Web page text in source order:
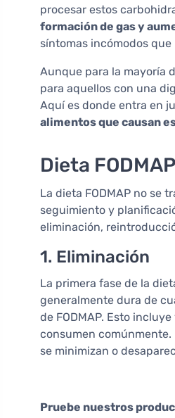
procesar estos
formación de gas y
síntomas incómodos
Aunque para la mayoría
para aquellos con una
Aquí es donde entra en
alimentos que causan
Dieta
La dieta FODMAP no se
seguimiento y
eliminación,
1. Eliminación
La primera fase de la
generalmente dura de
de FODMAP. Esto
consumen comúnmente.
se minimizan o
Pruebe nuestros